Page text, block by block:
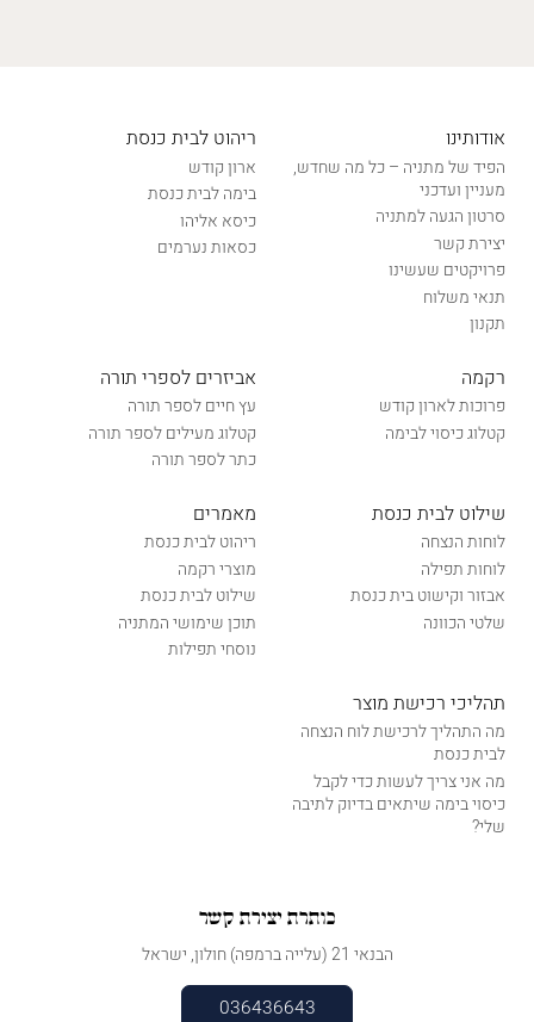
אודותינו
הפיד של מתניה – כל מה שחדש,
מעניין ועדכני
סרטון הגעה למתניה
יצירת קשר
פרויקטים שעשינו
תנאי משלוח
תקנון
ריהוט לבית כנסת
ארון קודש
בימה לבית כנסת
כיסא אליהו
כסאות נערמים
רקמה
פרוכות לארון קודש
קטלוג כיסוי לבימה
אביזרים לספרי תורה
עץ חיים לספר תורה
קטלוג מעילים לספר תורה
כתר לספר תורה
שילוט לבית כנסת
לוחות הנצחה
לוחות תפילה
אבזור וקישוט בית כנסת
שלטי הכוונה
מאמרים
ריהוט לבית כנסת
מוצרי רקמה
שילוט לבית כנסת
תוכן שימושי המתניה
נוסחי תפילות
תהליכי רכישת מוצר
מה התהליך לרכישת לוח הנצחה
לבית כנסת
מה אני צריך לעשות כדי לקבל
כיסוי בימה שיתאים בדיוק לתיבה
שלי?
כותרת יצירת קשר
הבנאי 21 (עלייה ברמפה) חולון, ישראל
036436643